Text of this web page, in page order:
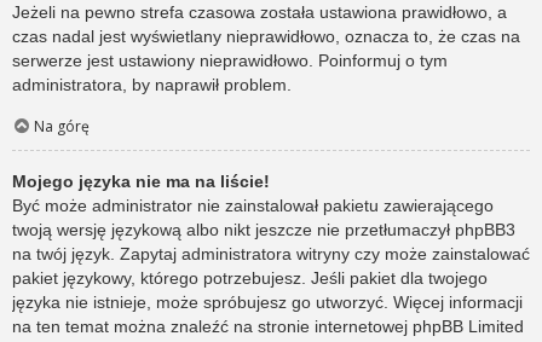
Jeżeli na pewno strefa czasowa została ustawiona prawidłowo, a
czas nadal jest wyświetlany nieprawidłowo, oznacza to, że czas na
serwerze jest ustawiony nieprawidłowo. Poinformuj o tym
administratora, by naprawił problem.
Na górę
Mojego języka nie ma na liście!
Być może administrator nie zainstalował pakietu zawierającego
twoją wersję językową albo nikt jeszcze nie przetłumaczył phpBB3
na twój język. Zapytaj administratora witryny czy może zainstalować
pakiet językowy, którego potrzebujesz. Jeśli pakiet dla twojego
języka nie istnieje, może spróbujesz go utworzyć. Więcej informacji
na ten temat można znaleźć na stronie internetowej phpBB Limited